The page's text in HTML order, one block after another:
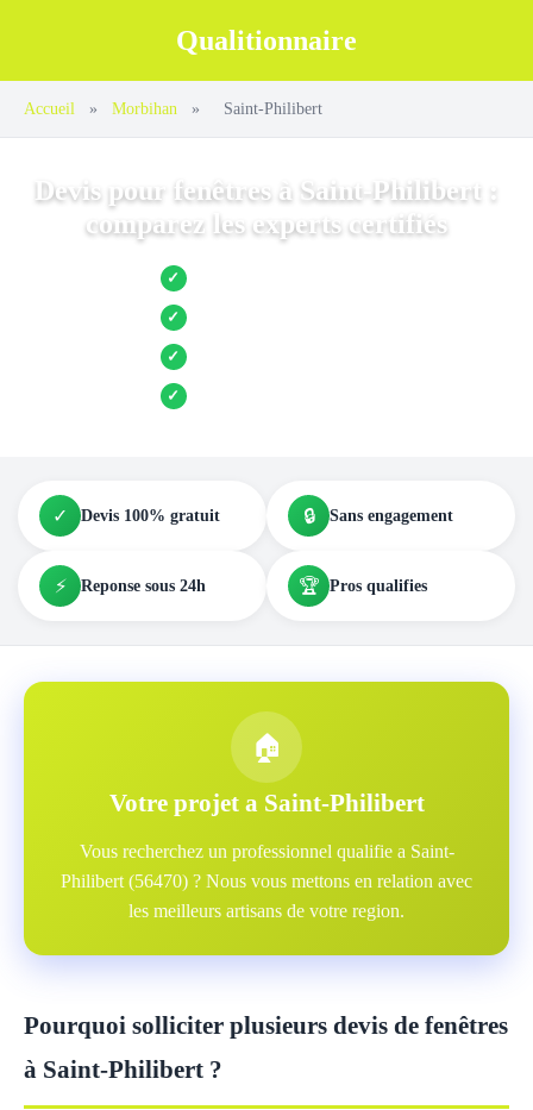
Qualitionnaire
Accueil » Morbihan » Saint-Philibert
Devis pour fenêtres à Saint-Philibert :
comparez les experts certifiés
✓ Jusqu’à 3 devis comparés
✓ Entreprises locales vérifiées
✓ Pose garantie
✓ Aides et primes incluses
✓ Devis 100% gratuit 🔒 Sans engagement
⚡ Reponse sous 24h 🏆 Pros qualifies
🏠
Votre projet a Saint-Philibert
Vous recherchez un professionnel qualifie a Saint-
Philibert (56470) ? Nous vous mettons en relation avec
les meilleurs artisans de votre region.
Pourquoi solliciter plusieurs devis de fenêtres
à Saint-Philibert ?